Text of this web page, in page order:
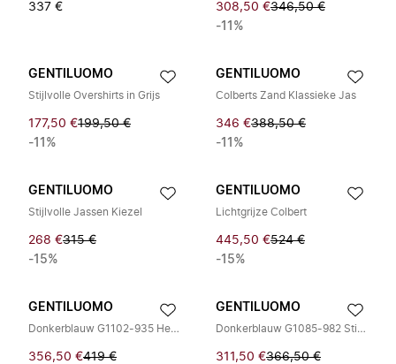
337 € 308,50 €346,50 €
-11%
GENTILUOMO
Stijlvolle Overshirts in Grijs
177,50 €199,50 €
-11%
GENTILUOMO
Colberts Zand Klassieke Jas
346 €388,50 €
-11%
GENTILUOMO
Stijlvolle Jassen Kiezel
268 €315 €
-15%
GENTILUOMO
Lichtgrijze Colbert
445,50 €524 €
-15%
GENTILUOMO
Donkerblauw G1102-935 Heren Blazer
356,50 €419 €
GENTILUOMO
Donkerblauw G1085-982 Stijlvolle Jas
311,50 €366,50 €